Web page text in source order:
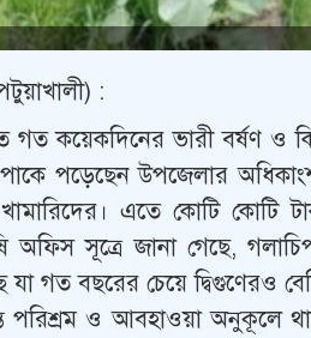
:
গত কয়েকদিনের ভারী বর্ষণ ও
পড়েছেন উপজেলার
এতে কোটি কোটি
অফিস সূত্রে জানা গেছে,
গত বছরের চেয়ে দ্বিগুণেরও
পরিশ্রম ও আবহাওয়া